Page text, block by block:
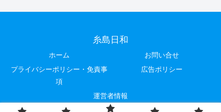
糸島日和
ホーム
お問い合せ
プライバシーポリシー・免責事
項
広告ポリシー
運営者情報